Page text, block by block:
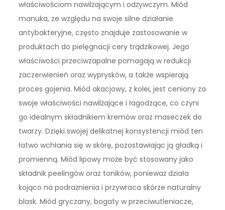
właściwościom nawilżającym i odżywczym. Miód
manuka, ze względu na swoje silne działanie
antybakteryjne, często znajduje zastosowanie w
produktach do pielęgnacji cery trądzikowej. Jego
właściwości przeciwzapalne pomagają w redukcji
zaczerwienień oraz wyprysków, a także wspierają
proces gojenia. Miód akacjowy, z kolei, jest ceniony za
swoje właściwości nawilżające i łagodzące, co czyni
go idealnym składnikiem kremów oraz maseczek do
twarzy. Dzięki swojej delikatnej konsystencji miód ten
łatwo wchłania się w skórę, pozostawiając ją gładką i
promienną. Miód lipowy może być stosowany jako
składnik peelingów oraz toników, ponieważ działa
kojąco na podrażnienia i przywraca skórze naturalny
blask. Miód gryczany, bogaty w przeciwutleniacze,